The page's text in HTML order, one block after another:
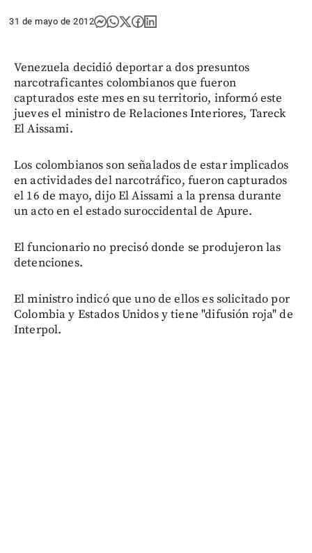
31 de mayo de 2012
Venezuela decidió deportar a dos presuntos
narcotraficantes colombianos que fueron
capturados este mes en su territorio, informó este
jueves el ministro de Relaciones Interiores, Tareck
El Aissami.
Los colombianos son señalados de estar implicados
en actividades del narcotráfico, fueron capturados
el 16 de mayo, dijo El Aissami a la prensa durante
un acto en el estado suroccidental de Apure.
El funcionario no precisó donde se produjeron las
detenciones.
El ministro indicó que uno de ellos es solicitado por
Colombia y Estados Unidos y tiene "difusión roja" de
Interpol.